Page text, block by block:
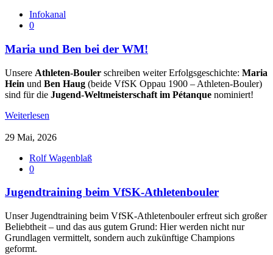
Infokanal
0
Maria und Ben bei der WM!
Unsere Athleten-Bouler schreiben weiter Erfolgsgeschichte: Maria
Hein und Ben Haug (beide VfSK Oppau 1900 – Athleten-Bouler)
sind für die Jugend-Weltmeisterschaft im Pétanque nominiert!
Weiterlesen
29 Mai, 2026
Rolf Wagenblaß
0
Jugendtraining beim VfSK-Athletenbouler
Unser Jugendtraining beim VfSK-Athletenbouler erfreut sich großer
Beliebtheit – und das aus gutem Grund: Hier werden nicht nur
Grundlagen vermittelt, sondern auch zukünftige Champions
geformt.